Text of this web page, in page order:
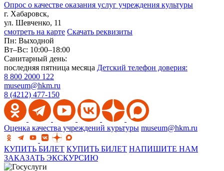
Опрос о качестве оказания услуг учреждения культуры
г. Хабаровск,
ул. Шевченко, 11
смотреть на карте Скачать реквизиты
Пн: Выходной
Вт–Вс: 10:00–18:00
Санитарный день:
последняя пятница месяца Детский телефон доверия:
8 800 2000 122
museum@hkm.ru
8 (4212) 477-150
Оценка качества учреждений курьтуры museum@hkm.ru
КУПИТЬ БИЛЕТ КУПИТЬ БИЛЕТ НАПИШИТЕ НАМ
ЗАКАЗАТЬ ЭКСКУРСИЮ